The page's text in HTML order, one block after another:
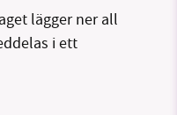
lägger ner all
i ett